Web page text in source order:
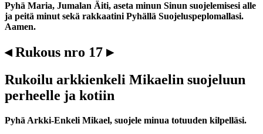
Pyhä Maria, Jumalan Äiti, aseta minun Sinun suojelemisesi alle
ja peitä minut sekä rakkaatini Pyhällä Suojeluspeplomallasi.
Aamen.
◂ Rukous nro 17 ▸
Rukoilu arkkienkeli Mikaelin suojeluun
perheelle ja kotiin
Pyhä Arkki-Enkeli Mikael, suojele minua totuuden kilpelläsi.